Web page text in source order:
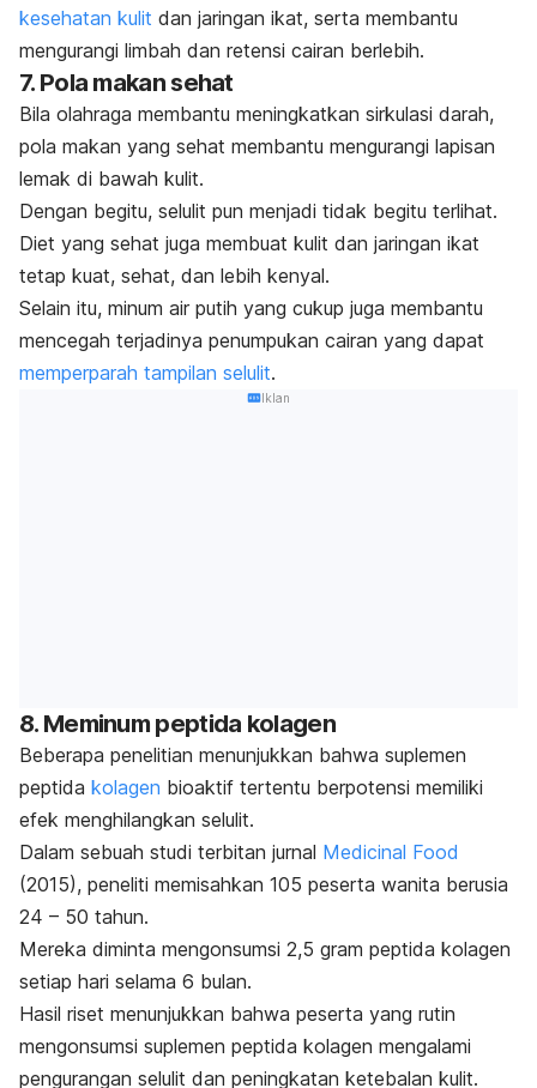
kesehatan kulit dan jaringan ikat, serta membantu
mengurangi limbah dan retensi cairan berlebih.
7. Pola makan sehat
Bila olahraga membantu meningkatkan sirkulasi darah,
pola makan yang sehat membantu mengurangi lapisan
lemak di bawah kulit.
Dengan begitu, selulit pun menjadi tidak begitu terlihat.
Diet yang sehat juga membuat kulit dan jaringan ikat
tetap kuat, sehat, dan lebih kenyal.
Selain itu, minum air putih yang cukup juga membantu
mencegah terjadinya penumpukan cairan yang dapat
memperparah tampilan selulit.
Iklan
8. Meminum peptida kolagen
Beberapa penelitian menunjukkan bahwa suplemen
peptida kolagen bioaktif tertentu berpotensi memiliki
efek menghilangkan selulit.
Dalam sebuah studi terbitan jurnal Medicinal Food
(2015), peneliti memisahkan 105 peserta wanita berusia
24 – 50 tahun.
Mereka diminta mengonsumsi 2,5 gram peptida kolagen
setiap hari selama 6 bulan.
Hasil riset menunjukkan bahwa peserta yang rutin
mengonsumsi suplemen peptida kolagen mengalami
pengurangan selulit dan peningkatan ketebalan kulit.